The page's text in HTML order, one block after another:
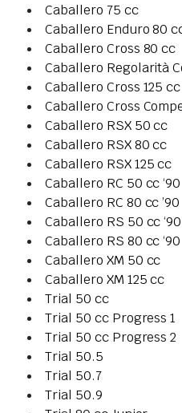
Caballero 75 cc
Caballero Enduro 80
Caballero Cross 80 cc
Caballero Regolarità
Caballero Cross 125 cc
Caballero Cross
Caballero RSX 50 cc
Caballero RSX 80 cc
Caballero RSX 125 cc
Caballero RC 50 cc ‘90
Caballero RC 80 cc ’90
Caballero RS 50 cc ‘90
Caballero RS 80 cc ‘90
Caballero XM 50 cc
Caballero XM 125 cc
Trial 50 cc
Trial 50 cc Progress 1
Trial 50 cc Progress 2
Trial 50.5
Trial 50.7
Trial 50.9